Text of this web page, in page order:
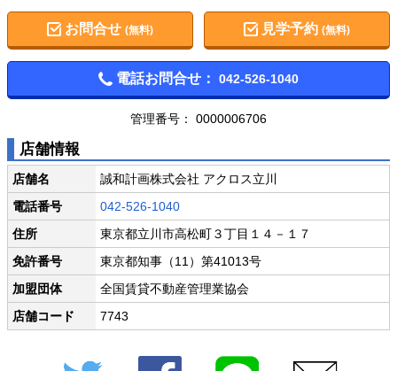
お問合せ (無料) 見学予約(無料)
電話お問合せ： 042-526-1040
管理番号： 0000006706
店舗情報
店舗名
誠和計画株式会社 アクロス立川
電話番号
042-526-1040
住所
東京都立川市高松町３丁目１４－１７
免許番号
東京都知事（11）第41013号
加盟団体
全国賃貸不動産管理業協会
店舗コード
7743
Twitter Facebook